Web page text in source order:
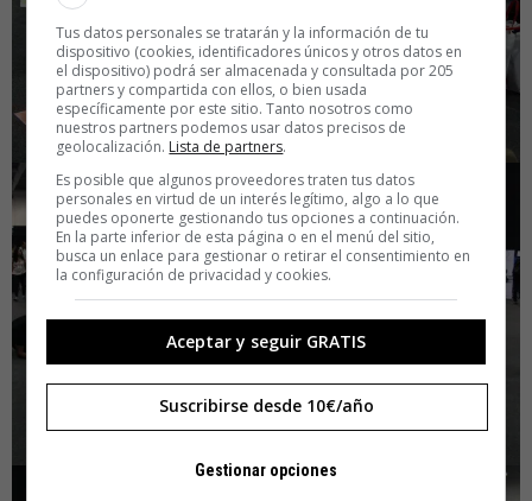
Tus datos personales se tratarán y la información de tu
dispositivo (cookies, identificadores únicos y otros datos en
el dispositivo) podrá ser almacenada y consultada por 205
partners y compartida con ellos, o bien usada
específicamente por este sitio. Tanto nosotros como
nuestros partners podemos usar datos precisos de
geolocalización. Lista de partners.
Es posible que algunos proveedores traten tus datos
personales en virtud de un interés legítimo, algo a lo que
puedes oponerte gestionando tus opciones a continuación.
En la parte inferior de esta página o en el menú del sitio,
busca un enlace para gestionar o retirar el consentimiento en
la configuración de privacidad y cookies.
Aceptar y seguir GRATIS
Suscribirse desde 10€/año
Gestionar opciones